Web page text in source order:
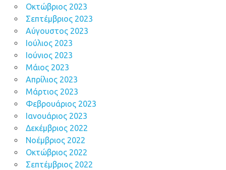
Οκτώβριος 2023
Σεπτέμβριος 2023
Αύγουστος 2023
Ιούλιος 2023
Ιούνιος 2023
Μάιος 2023
Απρίλιος 2023
Μάρτιος 2023
Φεβρουάριος 2023
Ιανουάριος 2023
Δεκέμβριος 2022
Νοέμβριος 2022
Οκτώβριος 2022
Σεπτέμβριος 2022